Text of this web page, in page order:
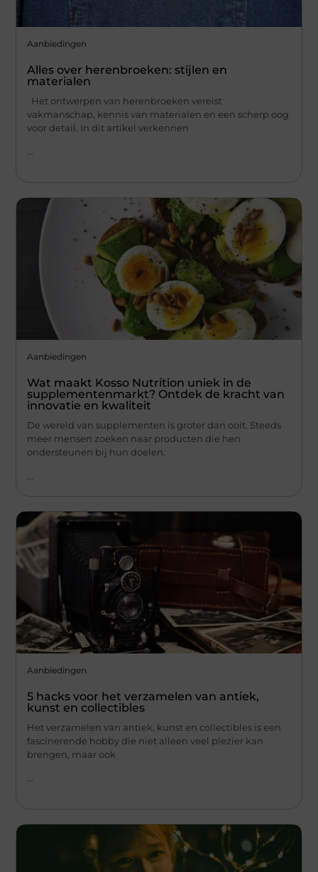
Aanbiedingen
Alles over herenbroeken: stijlen en
materialen
Het ontwerpen van herenbroeken vereist
vakmanschap, kennis van materialen en een scherp oog
voor detail. In dit artikel verkennen
Aanbiedingen
Wat maakt Kosso Nutrition uniek in de
supplementenmarkt? Ontdek de kracht van
innovatie en kwaliteit
De wereld van supplementen is groter dan ooit. Steeds
meer mensen zoeken naar producten die hen
ondersteunen bij hun doelen.
Aanbiedingen
5 hacks voor het verzamelen van antiek,
kunst en collectibles
Het verzamelen van antiek, kunst en collectibles is een
fascinerende hobby die niet alleen veel plezier kan
brengen, maar ook